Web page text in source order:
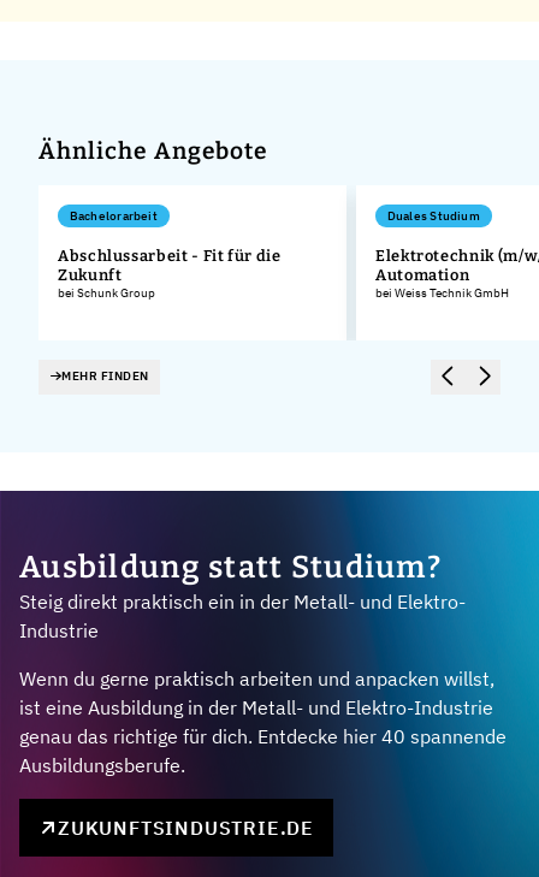
Ähnliche Angebote
Bachelorarbeit
Abschlussarbeit - Fit für die
Zukunft
bei Schunk Group
Duales Studium
Elektrotechnik (m/
Automation
bei Weiss Technik GmbH
MEHR FINDEN
Ausbildung statt Studium?
Steig direkt praktisch ein in der Metall- und Elektro-
Industrie
Wenn du gerne praktisch arbeiten und anpacken willst,
ist eine Ausbildung in der Metall- und Elektro-Industrie
genau das richtige für dich. Entdecke hier 40 spannende
Ausbildungsberufe.
ZUKUNFTSINDUSTRIE.DE